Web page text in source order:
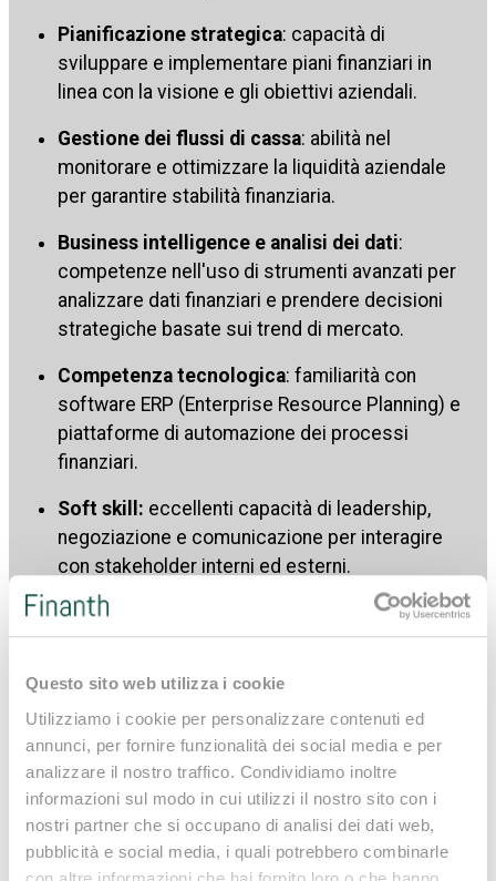
Questo sito web utilizza i cookie
Utilizziamo i cookie per personalizzare contenuti ed
annunci, per fornire funzionalità dei social media e per
analizzare il nostro traffico. Condividiamo inoltre
informazioni sul modo in cui utilizzi il nostro sito con i
nostri partner che si occupano di analisi dei dati web,
pubblicità e social media, i quali potrebbero combinarle
Pianificazione strategica: capacità di
sviluppare e implementare piani finanziari in
linea con la visione e gli obiettivi aziendali.
Gestione dei flussi di cassa: abilità nel
monitorare e ottimizzare la liquidità aziendale
per garantire stabilità finanziaria.
Business intelligence e analisi dei dati:
competenze nell'uso di strumenti avanzati per
analizzare dati finanziari e prendere decisioni
strategiche basate sui trend di mercato.
Competenza tecnologica: familiarità con
software ERP (Enterprise Resource Planning) e
piattaforme di automazione dei processi
finanziari.
Soft skill: eccellenti capacità di leadership,
negoziazione e comunicazione per interagire
con stakeholder interni ed esterni.
Responsabilità del Direttore
Finanziario
Le principaliresponsabilitàdel Direttore Finanziario
includono:
Pianificazione finanziaria:sviluppare piani
finanziari a breve, medio e lungo termine.